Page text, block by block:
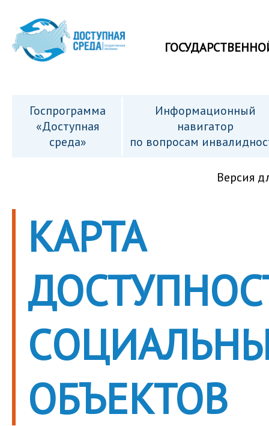
Госпрограмма
«Доступная
среда»
Информационный
навигатор
по вопросам
Версия
КАРТА
ОБЪЕКТОВ